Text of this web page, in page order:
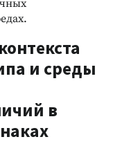
и среды
в